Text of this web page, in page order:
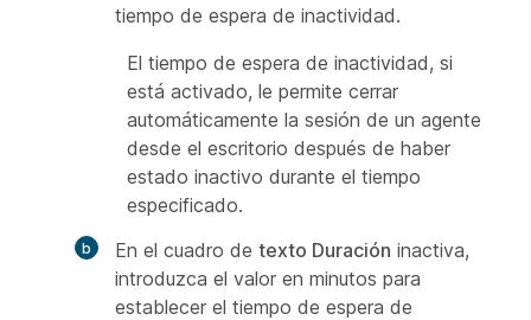
tiempo de espera de inactividad.
El tiempo de espera de inactividad, si
está activado, le permite cerrar
automáticamente la sesión de un agente
desde el escritorio después de haber
estado inactivo durante el tiempo
especificado.
En el cuadro de texto Duración inactiva,
introduzca el valor en minutos para
establecer el tiempo de espera de